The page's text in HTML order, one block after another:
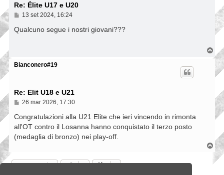
Re: Élite U17 e U20
M
s
i
13 set 2024, 16:24
Qualcuno segue i nostri giovani???
o
Bianconero#19
Re: Elit U18 e U21
M
s
s
a
g
26 mar 2026, 17:30
Congratulazioni alla U21 Elite che ieri vincendo in rimonta
all'OT contro il Losanna hanno conquistato il terzo posto
(medaglia di bronzo) nei play-off.
p
Rispondi